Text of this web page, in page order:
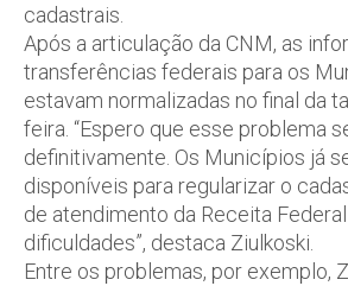
cadastrais.
Após a articulação da CNM, as
transferências federais para os
estavam normalizadas no final da
feira. “Espero que esse problema
definitivamente. Os Municípios já
disponíveis para regularizar o
de atendimento da Receita
dificuldades”, destaca Ziulkoski.
Entre os problemas, por exemplo,